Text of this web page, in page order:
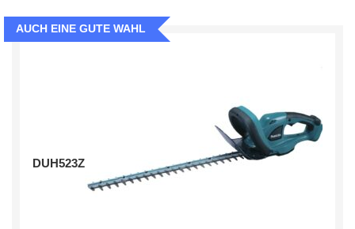
AUCH EINE GUTE WAHL
DUH523Z